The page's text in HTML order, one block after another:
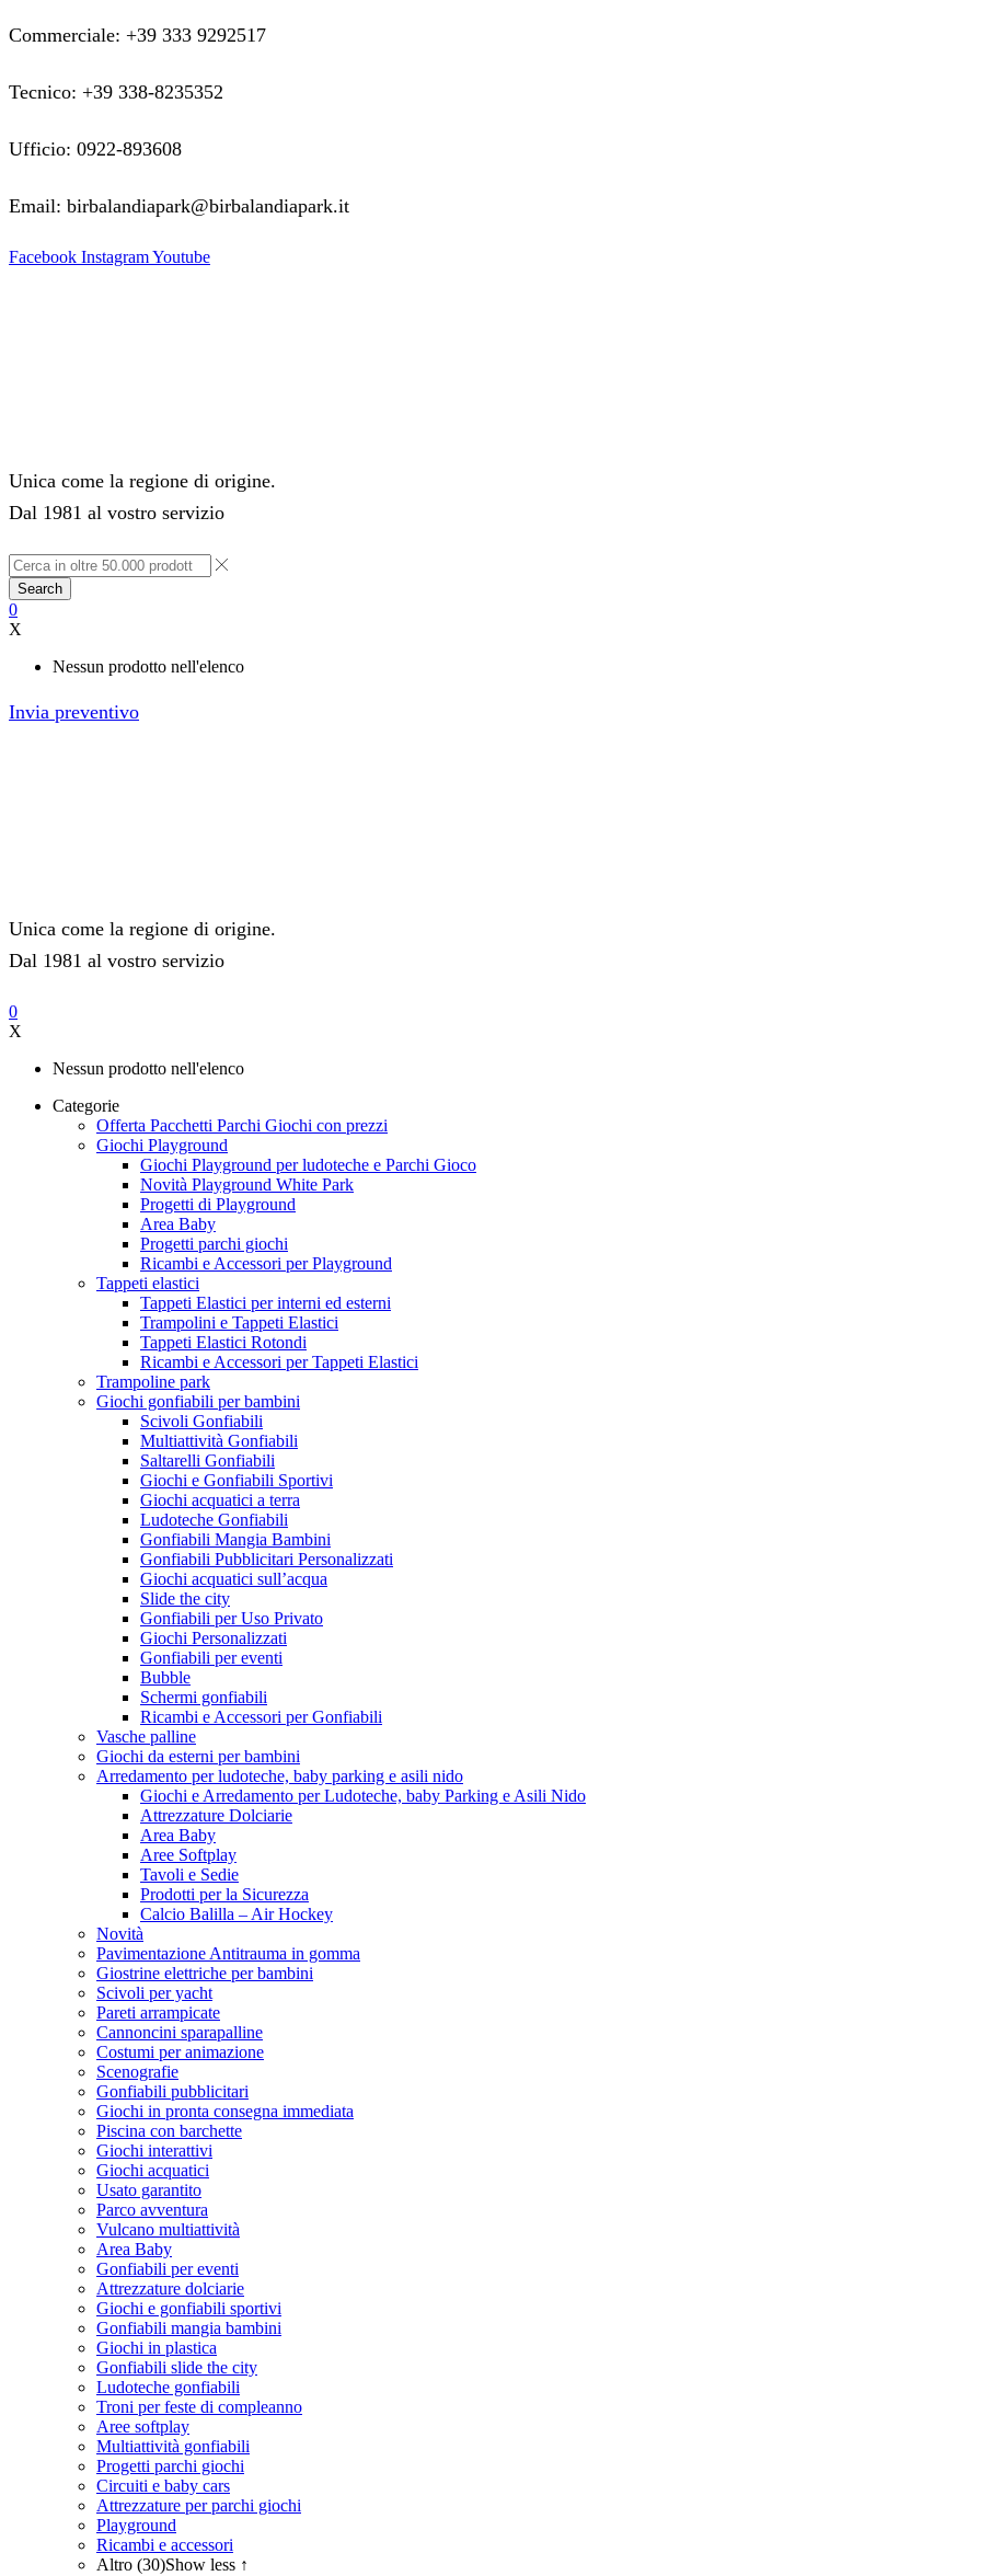
Commerciale: +39 333 9292517
Tecnico: +39 338-8235352
Ufficio: 0922-893608
Email: birbalandiapark@birbalandiapark.it
Facebook InstagramYoutube
Unica come la regione di origine.
Dal 1981 al vostro servizio
Search
0
X
Nessun prodotto nell'elenco
Invia preventivo
Unica come la regione di origine.
Dal 1981 al vostro servizio
0
X
Nessun prodotto nell'elenco
Categorie
Offerta Pacchetti Parchi Giochi con prezzi
Giochi Playground
Giochi Playground per ludoteche e Parchi Gioco
Novità Playground White Park
Progetti di Playground
Area Baby
Progetti parchi giochi
Ricambi e Accessori per Playground
Tappeti elastici
Tappeti Elastici per interni ed esterni
Trampolini e Tappeti Elastici
Tappeti Elastici Rotondi
Ricambi e Accessori per Tappeti Elastici
Trampoline park
Giochi gonfiabili per bambini
Scivoli Gonfiabili
Multiattività Gonfiabili
Saltarelli Gonfiabili
Giochi e Gonfiabili Sportivi
Giochi acquatici a terra
Ludoteche Gonfiabili
Gonfiabili Mangia Bambini
Gonfiabili Pubblicitari Personalizzati
Giochi acquatici sull’acqua
Slide the city
Gonfiabili per Uso Privato
Giochi Personalizzati
Gonfiabili per eventi
Bubble
Schermi gonfiabili
Ricambi e Accessori per Gonfiabili
Vasche palline
Giochi da esterni per bambini
Arredamento per ludoteche, baby parking e asili nido
Giochi e Arredamento per Ludoteche, baby Parking e Asili Nido
Attrezzature Dolciarie
Area Baby
Aree Softplay
Tavoli e Sedie
Prodotti per la Sicurezza
Calcio Balilla – Air Hockey
Novità
Pavimentazione Antitrauma in gomma
Giostrine elettriche per bambini
Scivoli per yacht
Pareti arrampicate
Cannoncini sparapalline
Costumi per animazione
Scenografie
Gonfiabili pubblicitari
Giochi in pronta consegna immediata
Piscina con barchette
Giochi interattivi
Giochi acquatici
Usato garantito
Parco avventura
Vulcano multiattività
Area Baby
Gonfiabili per eventi
Attrezzature dolciarie
Giochi e gonfiabili sportivi
Gonfiabili mangia bambini
Giochi in plastica
Gonfiabili slide the city
Ludoteche gonfiabili
Troni per feste di compleanno
Aree softplay
Multiattività gonfiabili
Progetti parchi giochi
Circuiti e baby cars
Attrezzature per parchi giochi
Playground
Ricambi e accessori
Altro (30)Show less ↑